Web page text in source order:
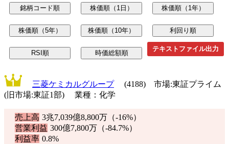
テキストファイル出力
三菱ケミカルグループ
(4188) 市場:東証プライム
(旧市場:東証1部) 業種：化学
売上高 3兆7,039億8,800万（-16%）
営業利益 300億7,800万（-84.7%）
利益率 0.8%